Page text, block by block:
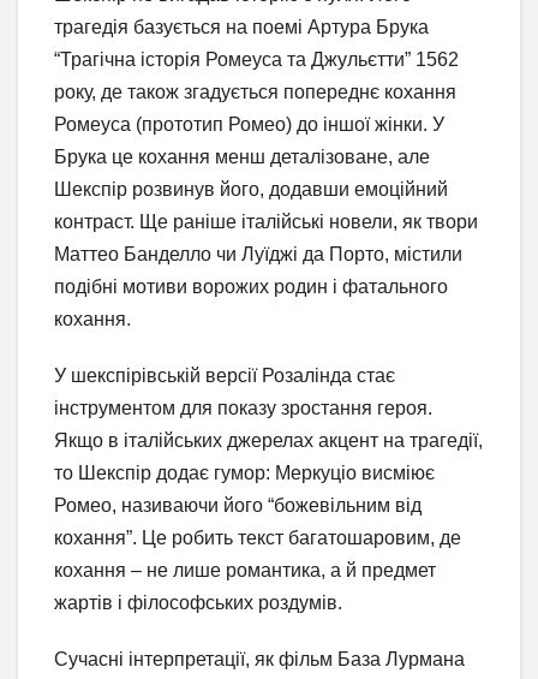
трагедія базується на поемі Артура Брука
“Трагічна історія Ромеуса та Джульєтти” 1562
року, де також згадується попереднє кохання
Ромеуса (прототип Ромео) до іншої жінки. У
Брука це кохання менш деталізоване, але
Шекспір розвинув його, додавши емоційний
контраст. Ще раніше італійські новели, як твори
Маттео Банделло чи Луїджі да Порто, містили
подібні мотиви ворожих родин і фатального
кохання.
У шекспірівській версії Розалінда стає
інструментом для показу зростання героя.
Якщо в італійських джерелах акцент на трагедії,
то Шекспір додає гумор: Меркуціо висміює
Ромео, називаючи його “божевільним від
кохання”. Це робить текст багатошаровим, де
кохання – не лише романтика, а й предмет
жартів і філософських роздумів.
Сучасні інтерпретації, як фільм База Лурмана